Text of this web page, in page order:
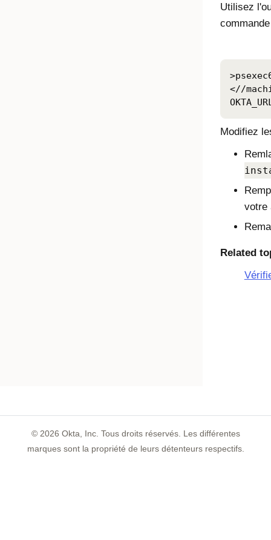
Utilisez
<//
Modifiez
votre
Related
© 2026 Okta, Inc. Tous droits réservés. Les différentes
marques sont la propriété de leurs détenteurs respectifs.